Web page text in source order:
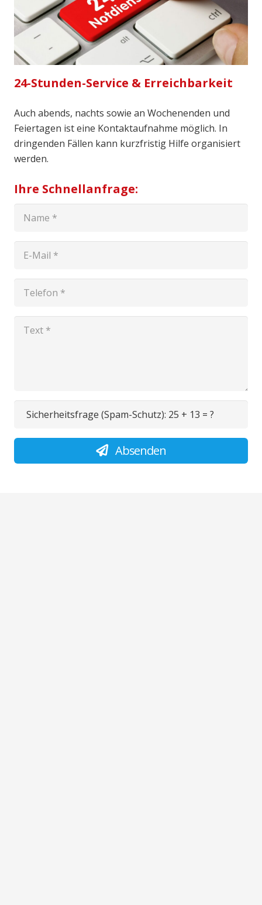
24-Stunden-Service & Erreichbarkeit
Auch abends, nachts sowie an Wochenenden und
Feiertagen ist eine Kontaktaufnahme möglich. In
dringenden Fällen kann kurzfristig Hilfe organisiert
werden.
Ihre Schnellanfrage:
Sicherheitsfrage (Spam-Schutz): 25 + 13 = ?
Absenden